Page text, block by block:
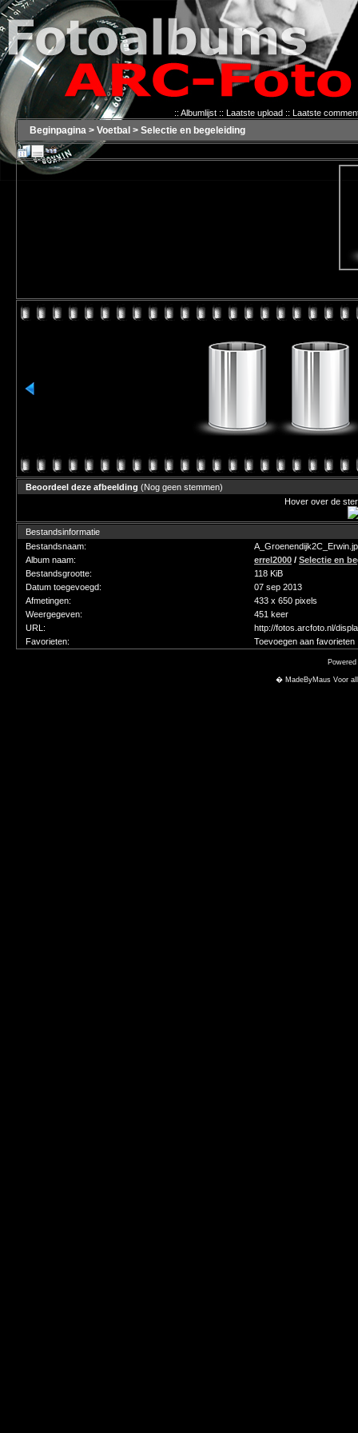
:: Albumlijst:: Laatste upload:: Laatste
Beginpagina > Voetbal > Selectie en begeleiding
Beoordeel deze afbeelding (Nog geen stemmen)
Hover over de
Bestandsinformatie
Bestandsnaam:
Album naam:
errel2000 / Selectie en
Bestandsgrootte:
118 KiB
Datum toegevoegd:
07 sep 2013
Afmetingen:
433 x 650 pixels
Weergegeven:
451 keer
URL:
http://fotos.arcfoto.nl/
Favorieten:
Toevoegen aan favorieten
� MadeByMaus Voor